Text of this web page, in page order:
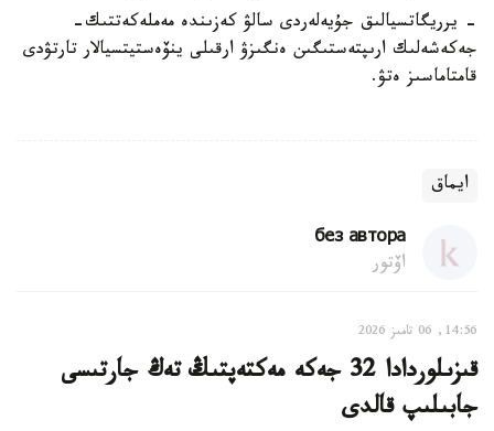
- يرريگاتسيالىق جۇيەلەردى سالۋ كەزىندە مەملەكەتتىك-
جەكەشەلىك ارىپتەستىگىن ەنگىزۋ ارقىلى ينۆەستيتسيالار تارتۋدى
قامتاماسىز ەتۋ.
ايماق
без автора
اۆتور
14:56, 06 تامىز 2026
قىزىلوردادا 32 جەكە مەكتەپتىڭ تەڭ جارتىسى
جابىلىپ قالدى